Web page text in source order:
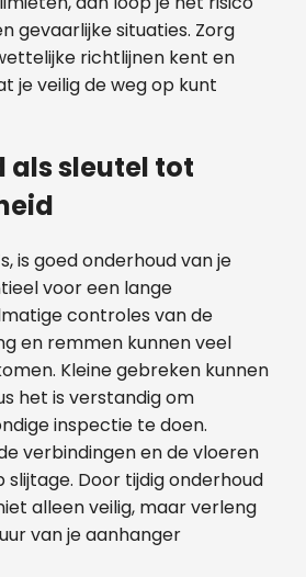
gevaarlijke situaties. Zorg
richtlijnen kent en
je veilig de weg op kunt
als sleutel tot
is goed onderhoud van je
voor een lange
controles van de
en remmen kunnen veel
Kleine gebreken kunnen
het is verstandig om
inspectie te doen.
verbindingen en de vloeren
Door tijdig onderhoud
alleen veilig, maar verleng
van je aanhanger